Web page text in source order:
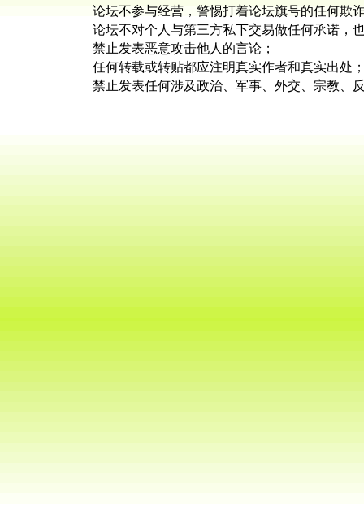
论坛不参与经营，警惕打着论坛旗号的任何欺
论坛不对个人与第三方私下交易做任何承诺，
禁止发表恶意攻击他人的言论；
任何转载或转贴都应注明真实作者和真实出处
禁止发表任何涉及政治、军事、外交、宗教、